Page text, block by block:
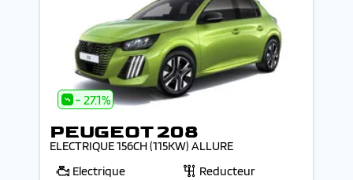
- 27.1%
PEUGEOT 208
ELECTRIQUE 156CH (115KW) ALLURE
Electrique
Reducteur